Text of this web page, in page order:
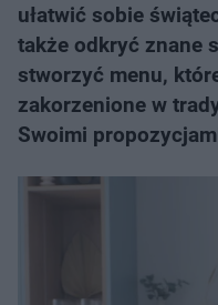
ułatwić sobie
także odkryć znane
stworzyć menu,
zakorzenione w
Swoimi